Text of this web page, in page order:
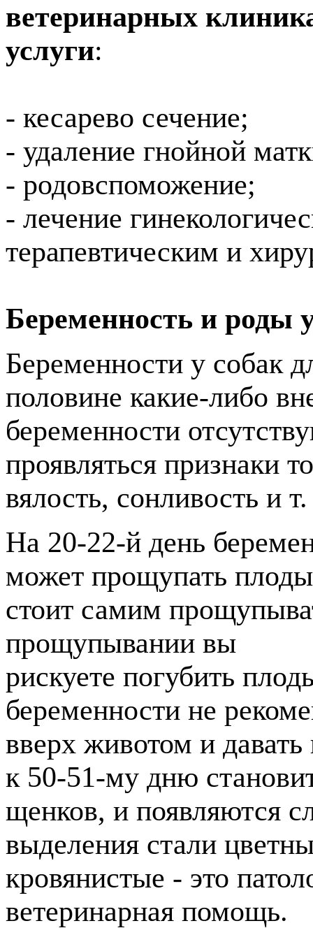
ветеринарных
услуги:
- кесарево сечение;
- удаление гнойной
- родовспоможение;
- лечение
терапевтическим и
Беременность и роды
Беременности у собак
половине какие-либо
беременности
проявляться признаки
вялость, сонливость и
На 20-22-й день
может прощупать
стоит самим
прощупывании вы
рискуете погубить
беременности не
вверх животом и
к 50-51-му дню
щенков, и появляются
выделения стали
кровянистые - это
ветеринарная помощь.